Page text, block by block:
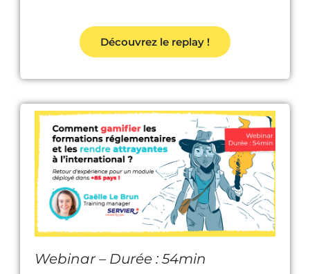
Découvrez le replay !
Webinar – Durée : 54min